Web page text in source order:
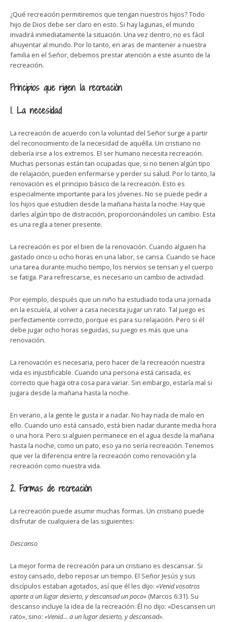
¿Qué recreación permitiremos que tengan nuestros hijos? Todo
hijo de Dios debe ser claro en esto. Si hay lagunas, el mundo
invadirá inmediatamente la situación. Una vez dentro, no es fácil
ahuyentar al mundo. Por lo tanto, en aras de mantener a nuestra
familia en el Señor, debemos prestar atención a este asunto de la
recreación.
Principios que rigen la recreación
1. La necesidad
La recreación de acuerdo con la voluntad del Señor surge a partir
del reconocimiento de la necesidad de aquélla. Un cristiano no
debería irse a los extremos. El ser humano necesita recreación.
Muchas personas están tan ocupadas que, si no tienen algún tipo
de relajación, pueden enfermarse y perder su salud. Por lo tanto, la
renovación es el principio básico de la recreación. Esto es
especialmente importante para los jóvenes. No se puede pedir a
los hijos que estudien desde la mañana hasta la noche. Hay que
darles algún tipo de distracción, proporcionándoles un cambio. Esta
es una regla a tener presente.
La recreación es por el bien de la renovación. Cuando alguien ha
gastado cinco u ocho horas en una labor, se cansa. Cuando se hace
una tarea durante mucho tiempo, los nervios se tensan y el cuerpo
se fatiga. Para refrescarse, es necesario un cambio de actividad.
Por ejemplo, después que un niño ha estudiado toda una jornada
en la escuela, al volver a casa necesita jugar un rato. Tal juego es
perfectamente correcto, porque es para su relajación. Pero si él
debe jugar ocho horas seguidas, su juego es más que una
renovación.
La renovación es necesaria, pero hacer de la recreación nuestra
vida es injustificable. Cuando una persona está cansada, es
correcto que haga otra cosa para variar. Sin embargo, estaría mal si
jugara desde la mañana hasta la noche.
En verano, a la gente le gusta ir a nadar. No hay nada de malo en
ello. Cuando uno está cansado, está bien nadar durante media hora
o una hora. Pero si alguien permanece en el agua desde la mañana
hasta la noche, como un pato, eso ya no sería recreación. Tenemos
que ver la diferencia entre la recreación como renovación y la
recreación como nuestra vida.
2. Formas de recreación
La recreación puede asumir muchas formas. Un cristiano puede
disfrutar de cualquiera de las siguientes:
Descanso
La mejor forma de recreación para un cristiano es descansar. Si
estoy cansado, debo reposar un tiempo. El Señor Jesús y sus
discípulos estaban agotados, así que él les dijo: «Venid vosotros
aparte a un lugar desierto, y descansad un poco» (Marcos 6:31). Su
descanso incluye la idea de la recreación. Él no dijo: «Descansen un
rato», sino: «Venid… a un lugar desierto, y descansad».